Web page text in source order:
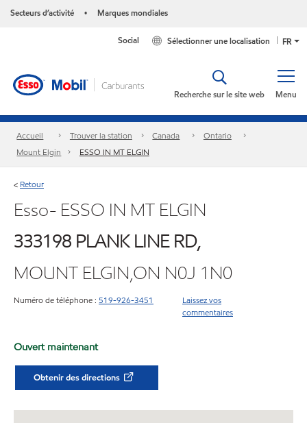
Secteurs d’activité • Marques mondiales
FR
Sélectionner une localisation
Social
Menu
Recherche sur le site web
Accueil Trouver la station Canada
Ontario
Mount Elgin
ESSO IN MT ELGIN
< Retour
Esso- ESSO IN MT ELGIN
333198 PLANK LINE RD,
MOUNT ELGIN,ON N0J 1N0
Numéro de téléphone : 519-926-3451
Laissez vos
commentaires
Ouvert maintenant
Obtenir des directions